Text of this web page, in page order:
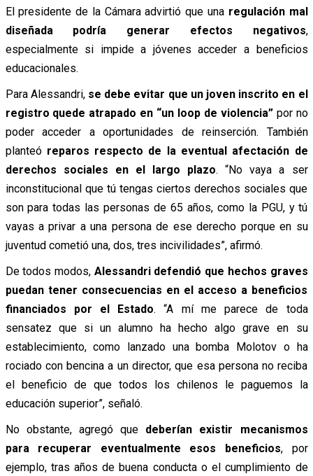
El presidente de la Cámara advirtió que una regulación mal
diseñada podría generar efectos negativos,
especialmente si impide a jóvenes acceder a beneficios
educacionales.
Para Alessandri,se debe evitar que un joven inscrito en el
registro quede atrapado en “un loop de violencia”por no
poder acceder a oportunidades de reinserción. También
planteó reparos respecto de la eventual afectación de
derechos sociales en el largo plazo.“No vaya a ser
inconstitucional que tú tengas ciertos derechos sociales que
son para todas las personas de 65 años, como la PGU, y tú
vayas a privar a una persona de ese derecho porque en su
juventud cometió una, dos, tres incivilidades”, afirmó.
De todos modos, Alessandri defendió que hechos graves
puedan tener consecuencias en el acceso a beneficios
financiados por el Estado. “A mí me parece de toda
sensatez que si un alumno ha hecho algo grave en su
establecimiento, como lanzado una bomba Molotov o ha
rociado con bencina a un director, que esa persona no reciba
el beneficio de que todos los chilenos le paguemos la
educación superior”, señaló.
No obstante, agregó que deberían existir mecanismos
para recuperar eventualmente esos beneficios, por
ejemplo, tras años de buena conducta o el cumplimiento de